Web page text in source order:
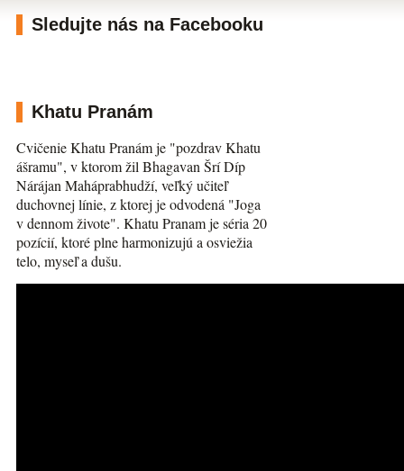
Sledujte nás na Facebooku
Khatu Pranám
Cvičenie Khatu Pranám je "pozdrav Khatu
ášramu", v ktorom žil Bhagavan Šrí Díp
Nárájan Maháprabhudží, veľký učiteľ
duchovnej línie, z ktorej je odvodená "Joga
v dennom živote". Khatu Pranam je séria 20
pozícií, ktoré plne harmonizujú a osviežia
telo, myseľ a dušu.